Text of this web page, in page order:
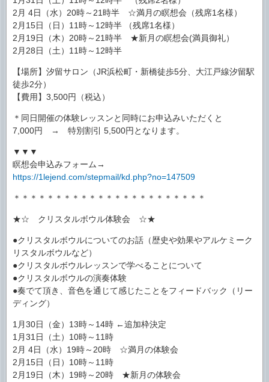
2月 4日（水）20時～21時半 ☆満月の瞑想会（残席1名様）
2月15日（日）11時～12時半 （残席1名様）
2月19日（木）20時～21時半 ★新月の瞑想会(満員御礼）
2月28日（土）11時～12時半
【場所】汐留サロン（JR浜松町・新橋徒歩5分、大江戸線汐留駅
徒歩2分）
【費用】3,500円（税込）
＊同日開催の体験レッスンと同時にお申込みいただくと
7,000円 → 特別割引 5,500円となります。
▼▼▼
瞑想会申込みフォーム→
https://1lejend.com/stepmail/kd.php?no=147509
＊＊＊＊＊＊＊＊＊＊＊＊＊＊＊＊＊＊＊＊＊＊＊
★☆ クリスタルボウル体験会 ☆★
●クリスタルボウルについてのお話（歴史や効果やアルケミーク
リスタルボウルなど）
●クリスタルボウルレッスンで学べることについて
●クリスタルボウルの演奏体験
●奏でて頂き、音色を通じて感じたことをフィードバック（リー
ディング）
1月30日（金）13時～14時 ←追加枠決定
1月31日（土）10時～11時
2月 4日（水）19時～20時 ☆満月の体験会
2月15日（日）10時～11時
2月19日（木）19時～20時 ★新月の体験会